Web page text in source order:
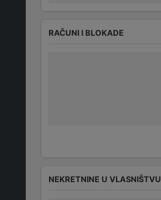
RAČUNI I BLOKADE
NEKRETNINE U VLASNIŠTVU